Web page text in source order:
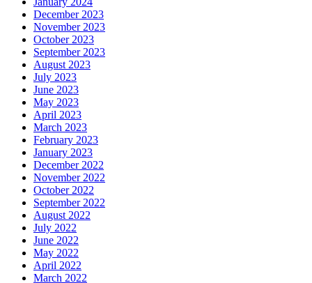
December 2023
November 2023
October 2023
September 2023
August 2023
July 2023
June 2023
May 2023
April 2023
March 2023
February 2023
January 2023
December 2022
November 2022
October 2022
September 2022
August 2022
July 2022
June 2022
May 2022
April 2022
March 2022